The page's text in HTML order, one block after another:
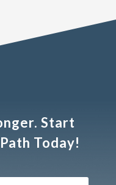
Start
Today!